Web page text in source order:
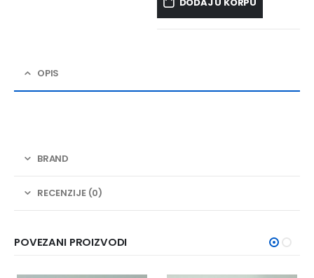
OPIS
BRAND
RECENZIJE (0)
POVEZANI PROIZVODI